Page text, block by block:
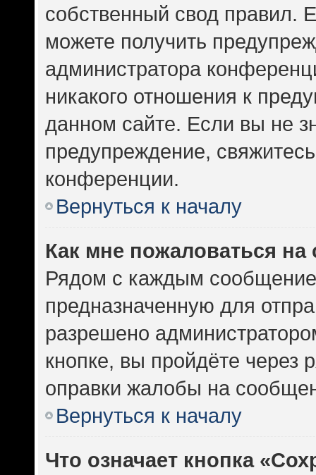
собственный свод правил.
можете получить
администратора
никакого отношения к
данном сайте. Если вы не
предупреждение,
конференции.
Вернуться к началу
Как мне пожаловаться
Рядом с каждым
предназначенную для
разрешено
кнопке, вы пройдёте
оправки жалобы на
Вернуться к началу
Что означает кнопка